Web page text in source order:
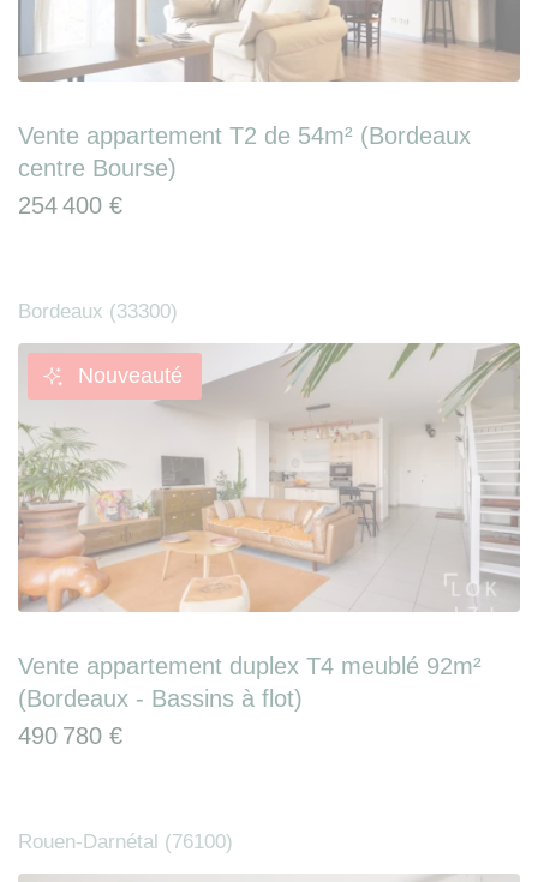
Vente appartement T2 de 54m² (Bordeaux
centre Bourse)
254 400 €
Bordeaux (33300)
Nouveauté
Vente appartement duplex T4 meublé 92m²
(Bordeaux - Bassins à flot)
490 780 €
Rouen-Darnétal (76100)